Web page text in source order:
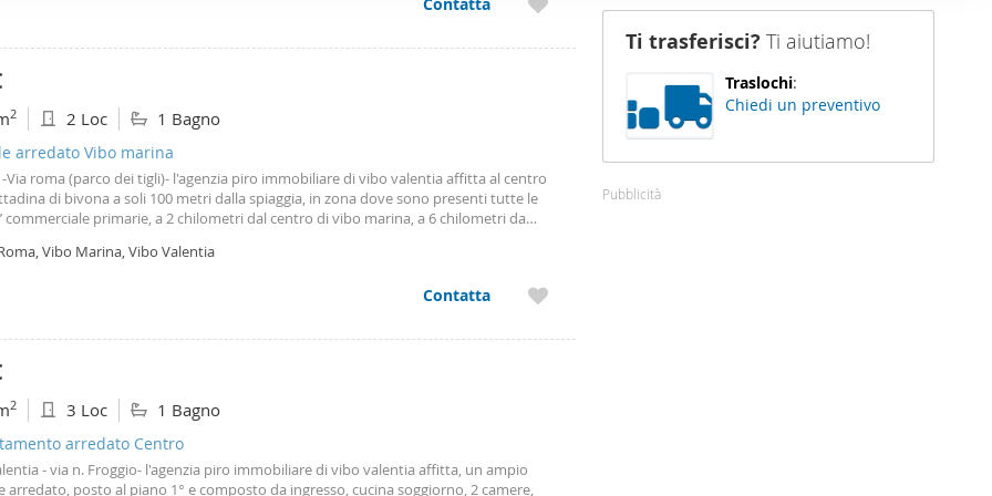
Condividiamo inoltre informazioni sul modo in cui utilizza il nostro sito
di analisi dei dati web, pubblicità e social media, i quali potrebbero
che ha fornito loro o che hanno raccolto dal suo utilizzo dei loro
balconi dai quali è possibile godere di una piacevole vista mare. Un appartamento
ben servita. Solo clienti altamente referenziati.
2 2 Loc 1 Bagno
arredato Vibo marina
Via roma (parco dei tigli)- l'agenzia piro immobiliare di vibo valentia affitta al centro
di bivona a soli 100 metri dalla spiaggia, in zona dove sono presenti tutte le
commerciale primarie, a 2 chilometri dal centro di vibo marina, a 6 chilometri da
autonomo, composto da ampio ingresso su soggiorno con caminetto, cucina
affitto transitorio, da settembre fino a giugno- utenze gia’ allacciate - €. 450 500
si riferisce ad un fitto transitorio da Settembre a Giugno.
Vibo Marina, Vibo Valentia
Contatta
2 3 Loc 1 Bagno
arredato Centro
- via n. Froggio- l'agenzia piro immobiliare di vibo valentia affitta, un ampio
arredato, posto al piano 1° e composto da ingresso, cucina soggiorno, 2 camere,
Ti trasferisci? Ti aiutiamo!
Traslochi:
Chiedi un preventivo
Pubblicità